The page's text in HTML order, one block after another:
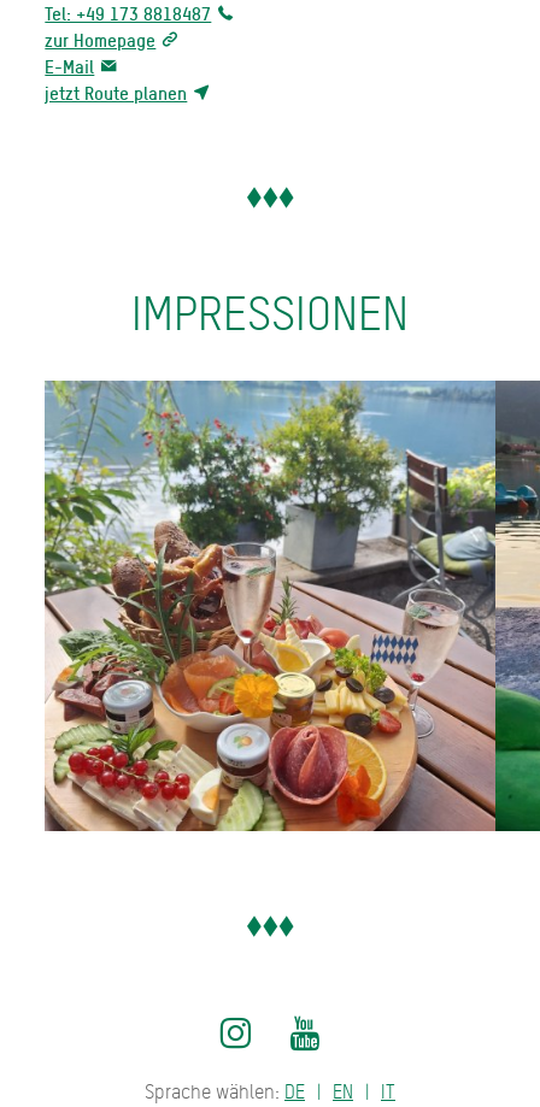
Tel: +49 173 8818487
zur Homepage
E-Mail
jetzt Route planen
IMPRESSIONEN
Sprache wählen: DE EN IT